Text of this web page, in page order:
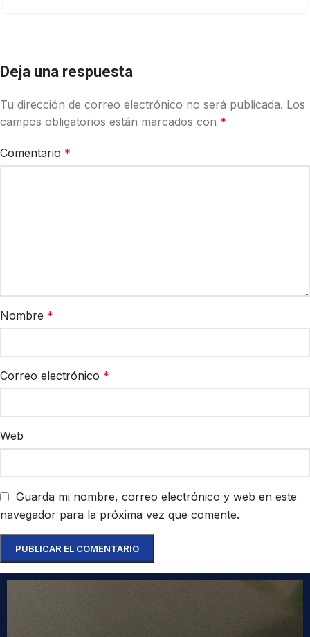
Deja una respuesta
Tu dirección de correo electrónico no será publicada. Los
campos obligatorios están marcados con *
Comentario *
Nombre *
Correo electrónico *
Web
Guarda mi nombre, correo electrónico y web en este
navegador para la próxima vez que comente.